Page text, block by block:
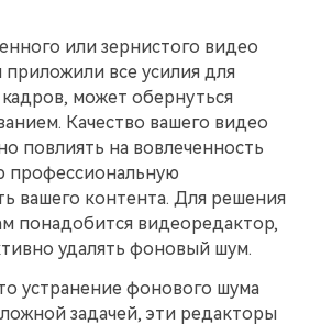
Маркетинговый
календарь
Спланируйте маркетинговую
кампанию для своих целей
эффекты"сделай
сам"
самостоятельно, как
настоящий профессионал
Партнёрская
программа
Партнёрство на уровне
корпоративного сектора
или зернистого видео
приложили все усилия для
может обернуться
Качество вашего видео
повлиять на вовлеченность
профессиональную
вашего контента. Для решения
понадобится видеоредактор,
удалять фоновый шум.
устранение фонового шума
задачей, эти редакторы